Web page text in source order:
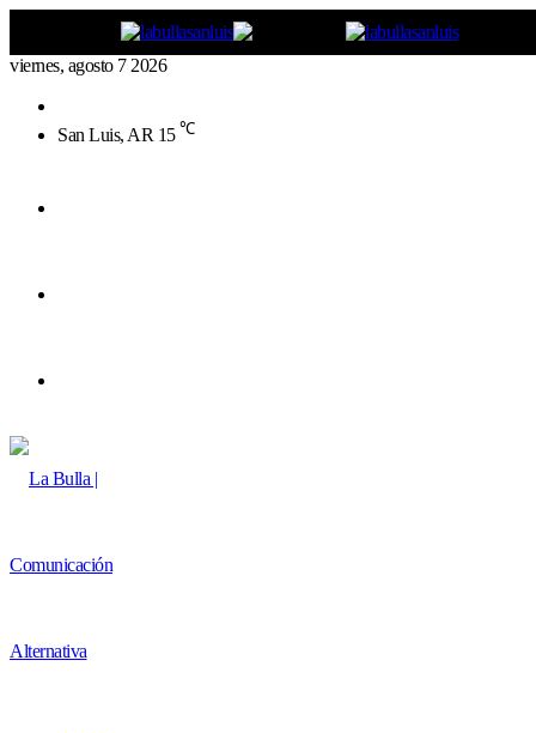
viernes, agosto 7 2026
por
San Luis, AR 15 ℃